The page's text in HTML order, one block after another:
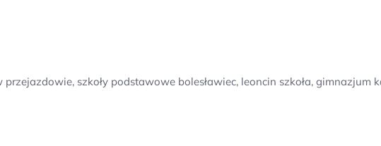
szkoły podstawowe bolesławiec, leoncin szkoła,